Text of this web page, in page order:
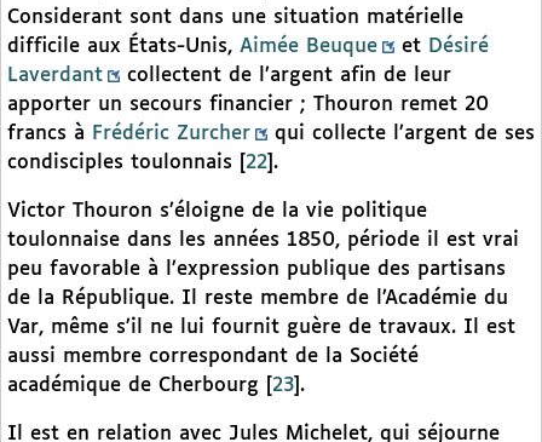
Considerant sont dans une situation matérielle
difficile aux États-Unis, Aimée Beuque et Désiré
Laverdant
collectent de l’argent afin de leur
apporter un secours financier ; Thouron remet 20
francs à Frédéric Zurcher
qui collecte l’argent de ses
condisciples toulonnais
22 .
Victor Thouron s’éloigne de la vie politique
toulonnaise dans les années 1850, période il est vrai
peu favorable à l’expression publique des partisans
de la République. Il reste membre de l’Académie du
Var, même s’il ne lui fournit guère de travaux. Il est
aussi membre correspondant de la Société
académique de Cherbourg
23 .
Il est en relation avec Jules Michelet, qui séjourne